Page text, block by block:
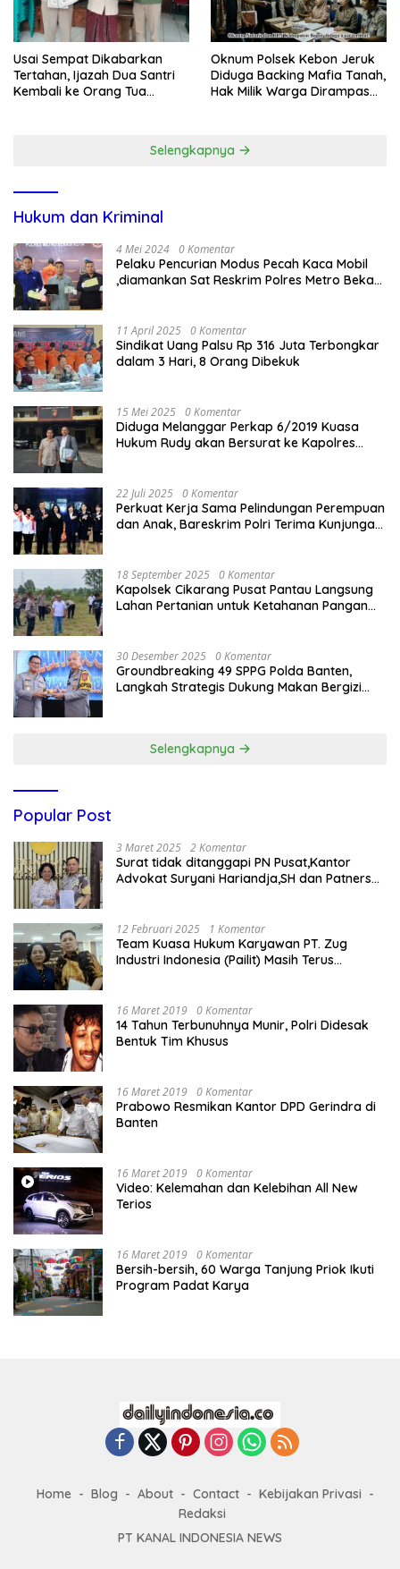
Usai Sempat Dikabarkan
Tertahan, Ijazah Dua Santri
Kembali ke Orang Tua
Oknum Polsek Kebon Jeruk
Diduga Backing Mafia Tanah,
Hak Milik Warga Dirampas
Selengkapnya
Hukum dan Kriminal
4 Mei 2024 0 Komentar
Pelaku Pencurian Modus Pecah Kaca Mobil
,diamankan Sat Reskrim Polres Metro Bekasi
11 April 2025 0 Komentar
Sindikat Uang Palsu Rp 316 Juta Terbongkar
dalam 3 Hari, 8 Orang Dibekuk
15 Mei 2025 0 Komentar
Diduga Melanggar Perkap 6/2019 Kuasa
Hukum Rudy akan Bersurat ke Kapolres
22 Juli 2025 0 Komentar
Perkuat Kerja Sama Pelindungan Perempuan
dan Anak, Bareskrim Polri Terima Kunjungan
18 September 2025 0 Komentar
Kapolsek Cikarang Pusat Pantau Langsung
Lahan Pertanian untuk Ketahanan Pangan
30 Desember 2025 0 Komentar
Groundbreaking 49 SPPG Polda Banten,
Langkah Strategis Dukung Makan Bergizi
Selengkapnya
Popular Post
3 Maret 2025 2 Komentar
Surat tidak ditanggapi PN Pusat,Kantor
Advokat Suryani Hariandja,SH dan Patners
12 Februari 2025 1 Komentar
Team Kuasa Hukum Karyawan PT. Zug
Industri Indonesia (Pailit) Masih Terus
16 Maret 2019 0 Komentar
14 Tahun Terbunuhnya Munir, Polri Didesak
Bentuk Tim Khusus
16 Maret 2019 0 Komentar
Prabowo Resmikan Kantor DPD Gerindra di
Banten
16 Maret 2019 0 Komentar
Video: Kelemahan dan Kelebihan All New
Terios
16 Maret 2019 0 Komentar
Bersih-bersih, 60 Warga Tanjung Priok Ikuti
Program Padat Karya
Home Blog About Contact
Kebijakan Privasi
Redaksi
PT KANAL INDONESIA NEWS